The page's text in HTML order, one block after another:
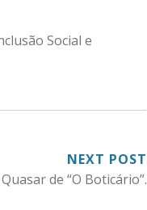
Social e
NEXT POST
de “O Boticário”.